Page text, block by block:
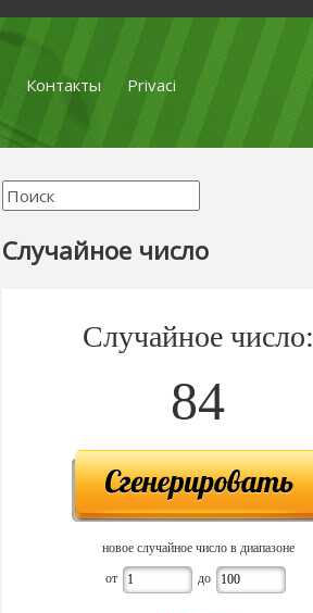
Контакты
Privaci
Случайное число
Случайное число:
84
новое случайное число в диапазоне
от до